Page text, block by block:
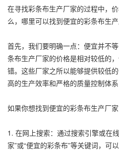
在寻找彩条布生产厂家的过程中，
么，哪里可以找到便宜的彩条布生
首先，我们要明确一点：便宜并不
条布生产厂家的价格是相对较低的
错。这些厂家之所以能够提供较低
高的生产效率和严格的质量控制体
如果你想找到便宜的彩条布生产厂
1. 在网上搜索：通过搜索引擎或在
家”或“便宜的彩条布”等关键词，可